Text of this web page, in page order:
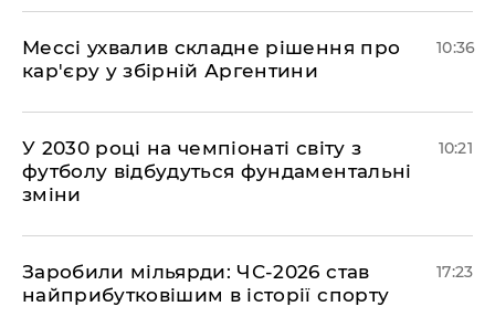
Мессі ухвалив складне рішення про
кар'єру у збірній Аргентини
10:36
У 2030 році на чемпіонаті світу з
футболу відбудуться фундаментальні
зміни
10:21
​Заробили мільярди: ЧС-2026 став
найприбутковішим в історії спорту
17:23